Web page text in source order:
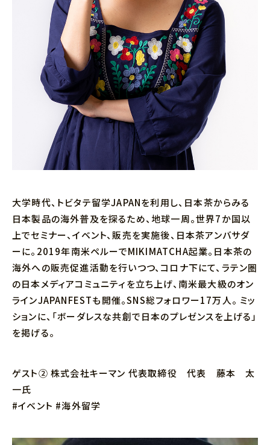
大学時代、トビタテ留学JAPANを利用し、日本茶からみる
日本製品の海外普及を探るため、地球一周。世界7か国以
上でセミナー、イベント、販売を実施後、日本茶アンバサダ
ーに。2019年南米ペルーでMIKIMATCHA起業。日本茶の
海外への販売促進活動を行いつつ、コロナ下にて、ラテン圏
の日本メディアコミュニティを立ち上げ、南米最大級のオン
ラインJAPANFESTも開催。SNS総フォロワー17万人。 ミッ
ションに、「ボーダレスな共創で日本のプレゼンスを上げる」
を掲げる。
ゲスト② 株式会社キーマン 代表取締役 代表 藤本 太
一氏
#イベント #海外留学